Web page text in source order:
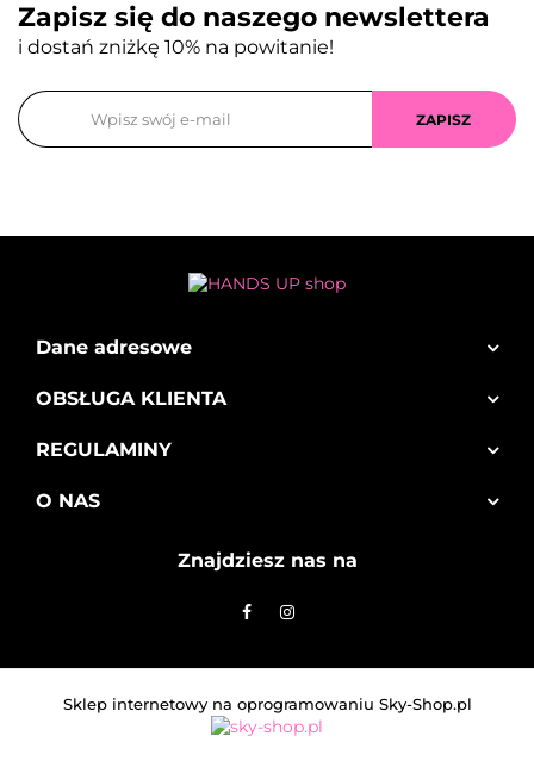
Zapisz się do naszego newslettera
i dostań zniżkę 10% na powitanie!
Dane adresowe
OBSŁUGA KLIENTA
REGULAMINY
O NAS
Znajdziesz nas na
Sklep internetowy na oprogramowaniu Sky-Shop.pl